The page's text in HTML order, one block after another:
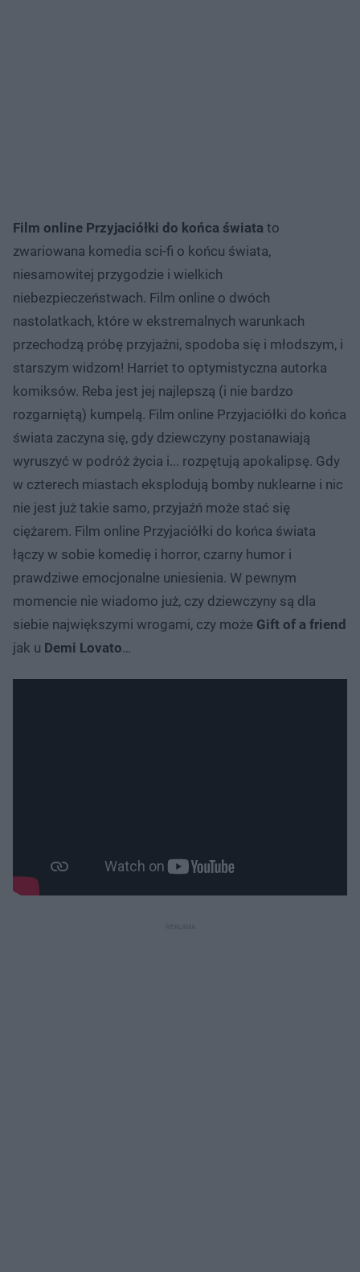
Film online Przyjaciółki do końca świata to
zwariowana komedia sci-fi o końcu świata,
niesamowitej przygodzie i wielkich
niebezpieczeństwach. Film online o dwóch
nastolatkach, które w ekstremalnych warunkach
przechodzą próbę przyjaźni, spodoba się i młodszym, i
starszym widzom! Harriet to optymistyczna autorka
komiksów. Reba jest jej najlepszą (i nie bardzo
rozgarniętą) kumpelą. Film online Przyjaciółki do końca
świata zaczyna się, gdy dziewczyny postanawiają
wyruszyć w podróż życia i... rozpętują apokalipsę. Gdy
w czterech miastach eksplodują bomby nuklearne i nic
nie jest już takie samo, przyjaźń może stać się
ciężarem. Film online Przyjaciółki do końca świata
łączy w sobie komedię i horror, czarny humor i
prawdziwe emocjonalne uniesienia. W pewnym
momencie nie wiadomo już, czy dziewczyny są dla
siebie największymi wrogami, czy może Gift of a friend
jak u Demi Lovato…